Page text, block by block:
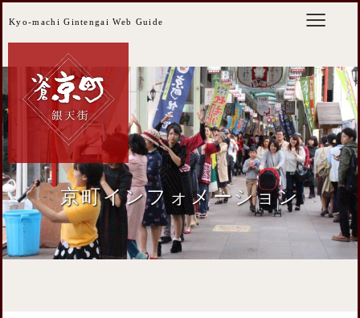
Kyo-machi Gintengai Web Guide
京町インフォメーション